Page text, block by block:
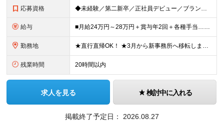
応募資格 ◆未経験／第二新卒／正社員デビュー／ブランクOK！ ◆学歴不問 ◆普通自動車運転免許（AT限定可） ◎1つでもあてはまる方はぜひご応募ください！ ────────── ・手に職をつけたい方 ・安定し
給与 ■月給24万円～28万円＋賞与年2回＋各種手当…＜未経験＞ ■月給28万円～＋賞与年2回＋各種手当…＜消防設備点検経験者※甲種消防設備士取得者＞ ※残業代は全額支給します（事前申請にて要許可） ※
勤務地 ★直行直帰OK！ ★3月から新事務所へ移転します！ ＜本社＞大阪府大阪市都島区都島南通1丁目14－4 ●基本的に日中は外出しているので、お昼ご飯は車や作業場でゆっくり食べることが多いです。 ※
残業時間 20時間以内
求人を見る 検討中に入れる
掲載終了予定日： 2026.08.27